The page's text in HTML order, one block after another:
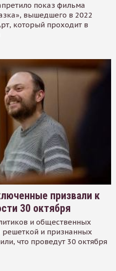
показ фильма
вышедшего в 2022
который проходит в
призвали к
30 октября
и общественных
решеткой и признанных
что проведут 30 октября